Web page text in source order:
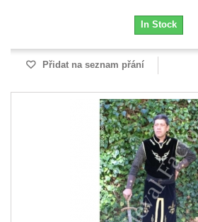
In Stock
Přidat na seznam přání